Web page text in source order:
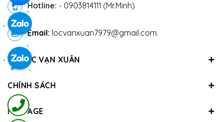
Hotline: - 0903814111 (Mr.Minh)
Email: locvanxuan7979@gmail.com.
VỀ LỘC VẠN XUÂN
CHÍNH SÁCH
FANPAGE